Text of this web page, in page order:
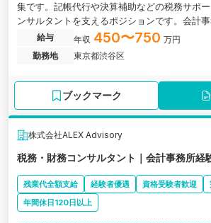
集です。記帳代行や決算補助などの税務サポ
ンサルタントを支えるポジションです。会計
しながら働ける環境です。
給与 年収 450〜750 万円
勤務地
東京都渋谷区
ブックマーク
株式会社ALEX Advisory
税務・財務コンサルタント｜会計事務所経
残業代全額支給 経験者優遇 資格受験者歓迎
年間休日120日以上